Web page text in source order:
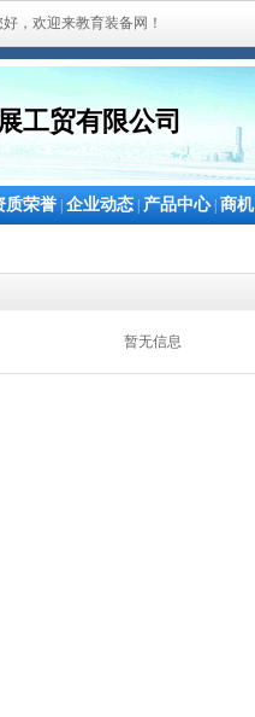
好，欢迎来教育装备网！
工贸有限公司
质荣誉 企业动态 产品中心| 商机
暂无信息